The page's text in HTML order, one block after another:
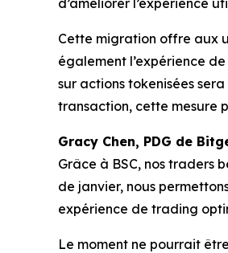
Cette migration offre aux
également l’expérience
sur actions tokenisées
transaction, cette mesure
Gracy Chen, PDG de
Grâce à BSC, nos traders
de janvier, nous
expérience de trading
Le moment ne pourrait